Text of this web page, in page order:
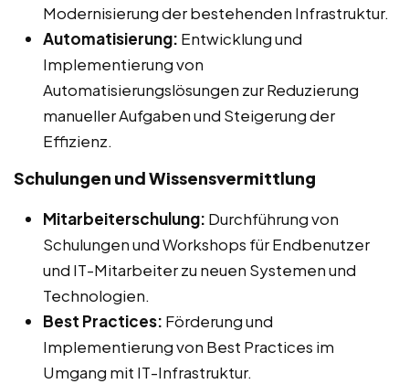
Modernisierung der bestehenden Infrastruktur.
Automatisierung: Entwicklung und
Implementierung von
Automatisierungslösungen zur Reduzierung
manueller Aufgaben und Steigerung der
Effizienz.
Schulungen und Wissensvermittlung
Mitarbeiterschulung: Durchführung von
Schulungen und Workshops für Endbenutzer
und IT-Mitarbeiter zu neuen Systemen und
Technologien.
Best Practices: Förderung und
Implementierung von Best Practices im
Umgang mit IT-Infrastruktur.